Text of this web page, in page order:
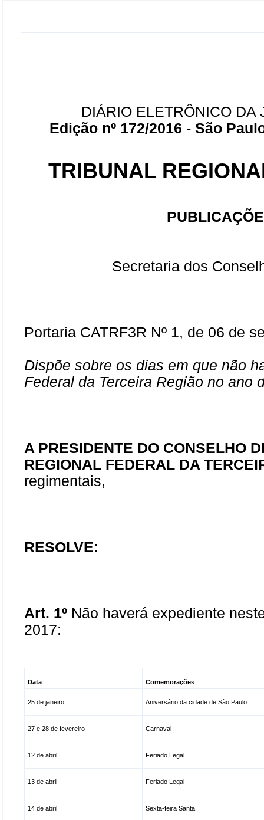
DIÁRIO ELETRÔNICO DA
Edição nº 172/2016 - São
TRIBUNAL
Secretaria dos
Portaria CATRF3R Nº 1, de 06 de
Dispõe sobre os dias em que não
Federal da Terceira Região no ano
A PRESIDENTE DO CONSELHO
REGIONAL FEDERAL DA
regimentais,
RESOLVE:
Art. 1ºNão haverá expediente
2017:
Data Comemorações
25 de janeiro Aniversário da cidade de São Paulo
27 e 28 de fevereiro Carnaval
12 de abril Feriado Legal
13 de abril Feriado Legal
14 de abril Sexta-feira Santa